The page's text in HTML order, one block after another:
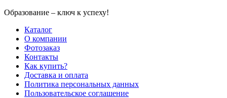
Образование – ключ к успеху!
Каталог
О компании
Фотозаказ
Контакты
Как купить?
Доставка и оплата
Политика персональных данных
Пользовательское соглашение